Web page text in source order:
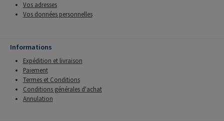
Vos adresses
Vos données personnelles
Informations
Expédition et livraison
Paiement
Termes et Conditions
Conditions générales d'achat
Annulation